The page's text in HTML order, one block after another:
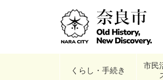
くらし・手続き
市民